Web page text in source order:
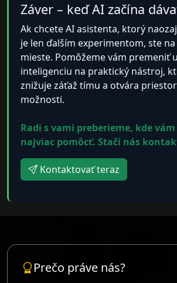
Záver – keď AI začína
Ak chcete AI asistenta, ktorý
je len ďalším experimentom, ste
mieste. Pomôžeme vám premeniť
inteligenciu na praktický nástroj,
znižuje záťaž tímu a otvára
možnosti.
Radi s vami preberieme, kde
najviac pomôcť. Stačí nás
Kontaktovať teraz
Prečo práve nás?